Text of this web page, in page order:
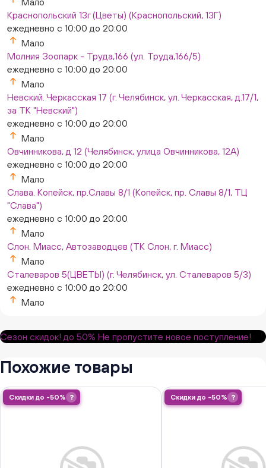
Краснопольский 13г (Цветы) (Краснопольский, 13Г)
ежедневно с 10:00 до 20:00
Мало
Молния Зоопарк - Труда,166 (ул. Труда,166/5)
ежедневно с 10:00 до 20:00
Мало
Невский. Черкасская 17 (г. Челябинск, ул. Черкасская, д.17/1,
за ТК "Невский")
ежедневно с 10:00 до 20:00
Мало
Овчинникова, д 12 (Челябинск, улица Овчинникова, 12А)
ежедневно с 10:00 до 20:00
Мало
Слава. Копейск, пр.Славы 8/1 (Копейск, пр. Славы 8/1, ТЦ
"Слава")
ежедневно с 10:00 до 20:00
Мало
Слон. Миасс, Автозаводцев (ТК Слон, г. Миасс)
Мало
Сталеваров 5(ЦВЕТЫ) (г. Челябинск, ул. Сталеваров 5/3)
ежедневно с 10:00 до 20:00
Мало
Сезон скидок! до 50% Не пропустите новое поступление!
Похожие товары
Скидки до -50% ? Скидки до -50% ?